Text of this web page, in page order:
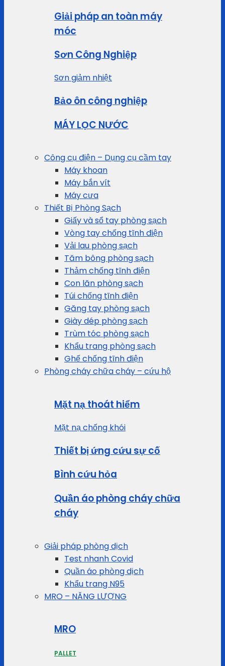
Giải pháp an toàn máy
móc
Sơn Công Nghiệp
Sơn giảm nhiệt
Bảo ôn công nghiệp
MÁY LỌC NƯỚC
Công cụ điện – Dụng cụ cầm tay
Máy khoan
Máy bắn vít
Máy cưa
Thiết Bị Phòng Sạch
Giấy và sổ tay phòng sạch
Vòng tay chống tĩnh điện
Vải lau phòng sạch
Tăm bông phòng sạch
Thảm chống tĩnh điện
Con lăn phòng sạch
Túi chống tĩnh điện
Găng tay phòng sạch
Giày dép phòng sạch
Trùm tóc phòng sạch
Khẩu trang phòng sạch
Ghế chống tĩnh điện
Phòng cháy chữa cháy – cứu hộ
Mặt nạ thoát hiểm
Mặt nạ chống khói
Thiết bị ứng cứu sự cố
Bình cứu hỏa
Quần áo phòng cháy chữa
cháy
Giải pháp phòng dịch
Test nhanh Covid
Quần áo phòng dịch
Khẩu trang N95
MRO – NĂNG LƯỢNG
MRO
PALLET